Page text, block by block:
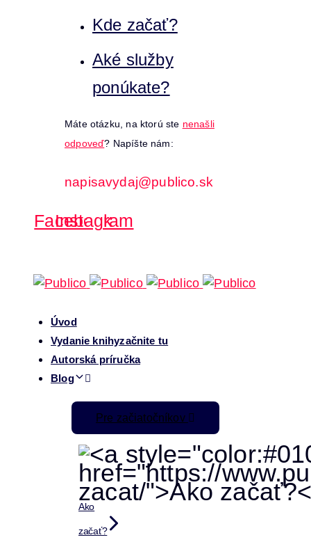
Kde začať?
Aké služby
ponúkate?
Máte otázku, na ktorú ste nenašli
odpoveď? Napíšte nám:
napisavydaj@publico.sk
Facebook
Instagram
Úvod
Vydanie knihyzačnite tu
Autorská príručka
Blog
Pre začiatočníkov
Ako
začať?